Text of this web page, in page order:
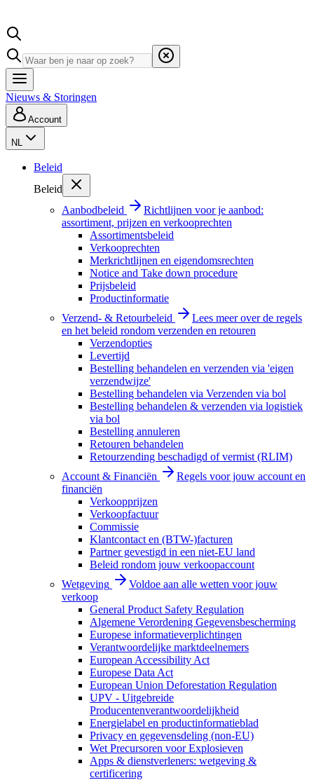
Nieuws & Storingen
Account
NL
Beleid
Beleid
Aanbodbeleid
Richtlijnen voor je aanbod:
assortiment, prijzen en verkooprechten
Assortimentsbeleid
Verkooprechten
Merkrichtlijnen en eigendomsrechten
Notice and Take down procedure
Prijsbeleid
Productinformatie
Verzend- & Retourbeleid
Lees meer over de regels
en het beleid rondom verzenden en retouren
Verzendopties
Levertijd
Bestelling behandelen en verzenden via 'eigen
verzendwijze'
Bestelling behandelen via Verzenden via bol
Bestelling behandelen & verzenden via logistiek
via bol
Bestelling annuleren
Retouren behandelen
Retourzending beschadigd of vermist (RLIM)
Account & Financiën
Regels voor jouw account en
financiën
Verkoopprijzen
Verkoopfactuur
Commissie
Klantcontact en (BTW-)facturen
Partner gevestigd in een niet-EU land
Beleid rondom jouw verkoopaccount
Wetgeving
Voldoe aan alle wetten voor jouw
verkoop
General Product Safety Regulation
Algemene Verordening Gegevensbescherming
Europese informatieverplichtingen
Verantwoordelijke marktdeelnemers
European Accessibility Act
Europese Data Act
European Union Deforestation Regulation
UPV - Uitgebreide
Producentenverantwoordelijkheid
Energielabel en productinformatieblad
Privacy en gegevensdeling (non-EU)
Wet Precursoren voor Explosieven
Apps & dienstverleners: wetgeving &
certificering